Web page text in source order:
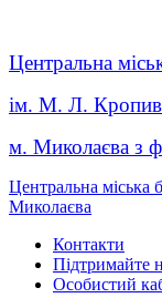
Центральна
ім. М. Л.
м. Миколаєва з
Центральна міська
Миколаєва
Контакти
Підтримайте
Особистий